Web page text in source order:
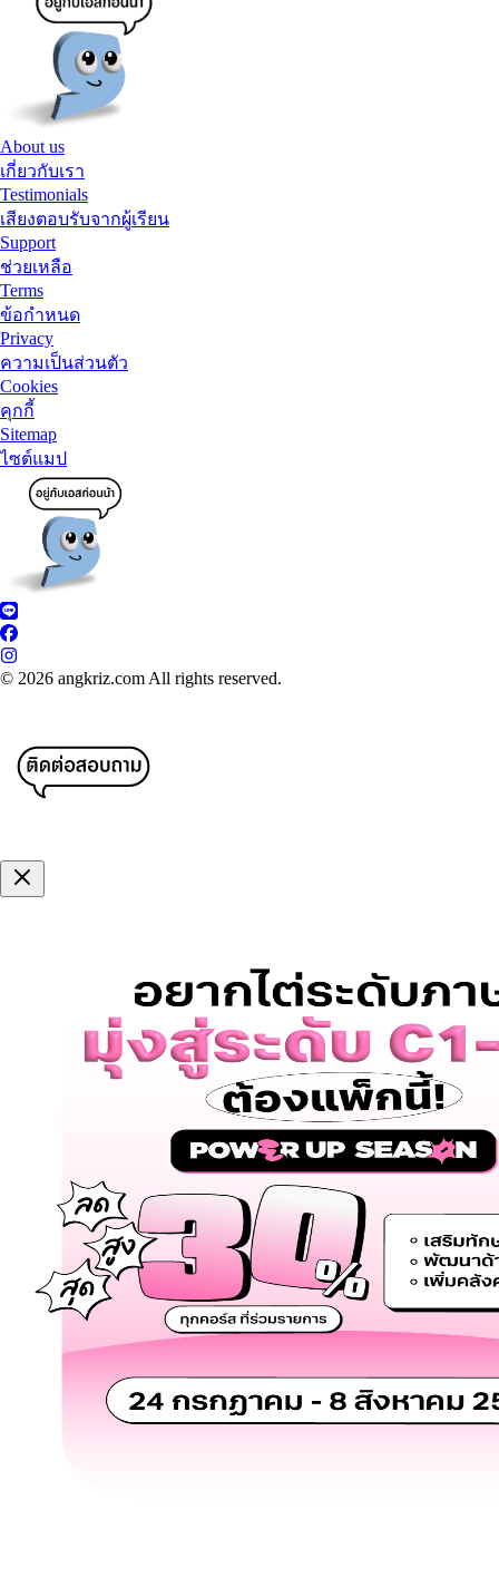
About us
เกี่ยวกับเรา
Testimonials
เสียงตอบรับจากผู้เรียน
Support
ช่วยเหลือ
Terms
ข้อกำหนด
Privacy
ความเป็นส่วนตัว
Cookies
คุกกี้
Sitemap
ไซต์แมป
© 2026 angkriz.com All rights reserved.